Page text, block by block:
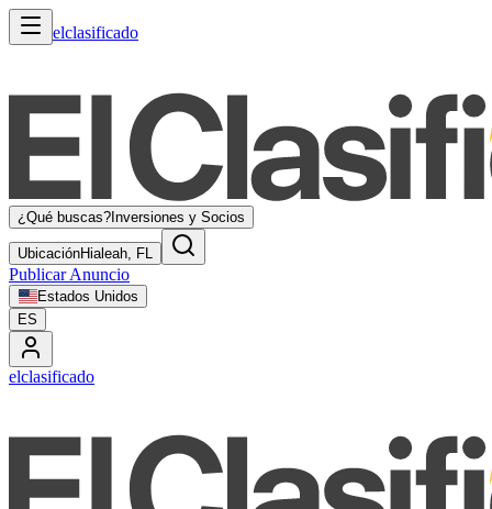
elclasificado
¿Qué buscas? Inversiones y Socios
UbicaciónHialeah, FL
Publicar Anuncio
Estados Unidos
ES
elclasificado